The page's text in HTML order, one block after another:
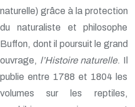
naturelle) grâce à la protection
du naturaliste et philosophe
Buffon, dont il poursuit le grand
ouvrage, l’Histoire naturelle. Il
publie entre 1788 et 1804 les
volumes sur les reptiles,